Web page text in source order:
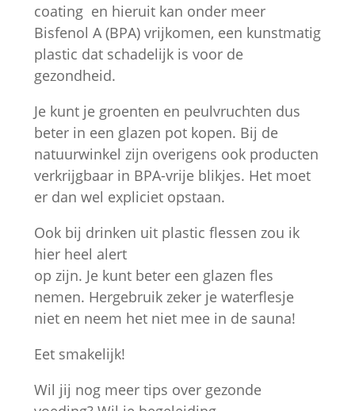
coating en hieruit kan onder meer
Bisfenol A (BPA) vrijkomen, een kunstmatig
plastic dat schadelijk is voor de
gezondheid.
Je kunt je groenten en peulvruchten dus
beter in een glazen pot kopen. Bij de
natuurwinkel zijn overigens ook producten
verkrijgbaar in BPA-vrije blikjes. Het moet
er dan wel expliciet opstaan.
Ook bij drinken uit plastic flessen zou ik
hier heel alert
op zijn. Je kunt beter een glazen fles
nemen. Hergebruik zeker je waterflesje
niet en neem het niet mee in de sauna!
Eet smakelijk!
Wil jij nog meer tips over gezonde